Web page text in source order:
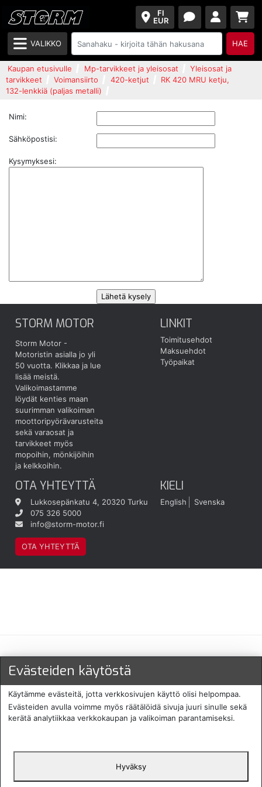
FI
EUR
VALIKKO HAE
Kaupan etusivulle Mp-tarvikkeet ja yleisosat
Yleisosat ja
tarvikkeet
Voimansiirto 420-ketjut
RK 420 MRU ketju,
132-lenkkiä (paljas metalli)
Nimi:
Sähköpostisi:
Kysymyksesi:
STORM MOTOR
Storm Motor -
Motoristin asialla jo yli
50 vuotta. Klikkaa ja lue
lisää meistä.
Valikoimastamme
löydät kenties maan
suurimman valikoiman
moottoripyörävarusteita
sekä varaosat ja
tarvikkeet myös
mopoihin, mönkijöihin
ja kelkkoihin.
LINKIT
Toimitusehdot
Maksuehdot
Työpaikat
OTA YHTEYTTÄ
Lukkosepänkatu 4, 20320 Turku
075 326 5000
info@storm-motor.fi
OTA YHTEYTTÄ
KIELI
English Svenska
Maksu- ja toimitustavat
Protecomp Copyright 2024. All rights
English
Evästeiden käytöstä
Käytämme evästeitä, jotta verkkosivujen käyttö olisi helpompaa.
Evästeiden avulla voimme myös räätälöidä sivuja juuri sinulle sekä
kerätä analytiikkaa verkkokaupan ja valikoiman parantamiseksi.
Hyväksy